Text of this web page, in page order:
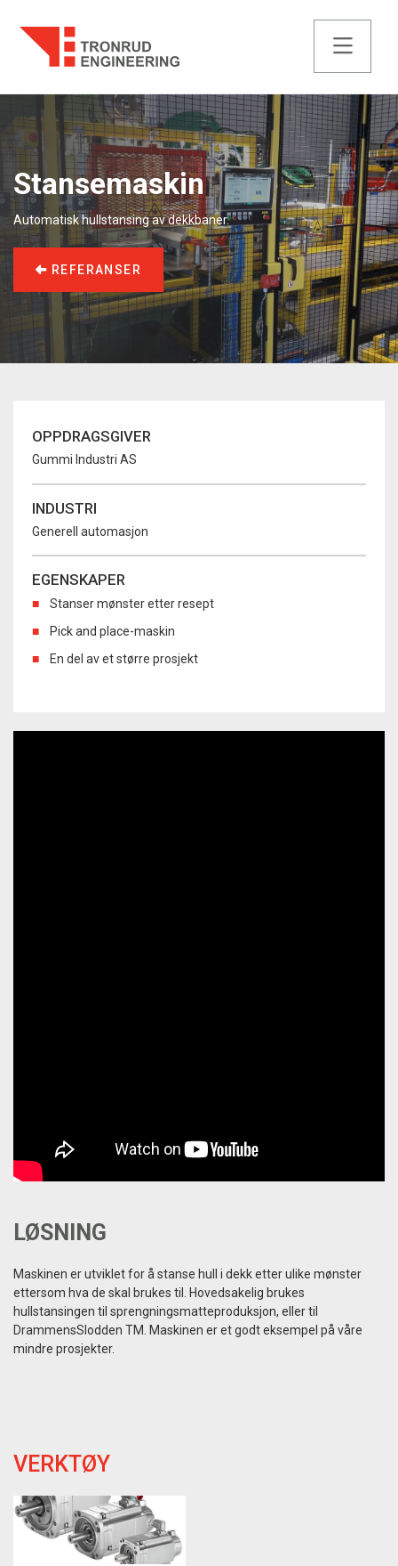
Stansemaskin
Automatisk hullstansing av dekkbaner.
REFERANSER
OPPDRAGSGIVER
Gummi Industri AS
INDUSTRI
Generell automasjon
EGENSKAPER
Stanser mønster etter resept
Pick and place-maskin
En del av et større prosjekt
LØSNING
Maskinen er utviklet for å stanse hull i dekk etter ulike mønster
ettersom hva de skal brukes til. Hovedsakelig brukes
hullstansingen til sprengningsmatteproduksjon, eller til
DrammensSlodden TM. Maskinen er et godt eksempel på våre
mindre prosjekter.
VERKTØY